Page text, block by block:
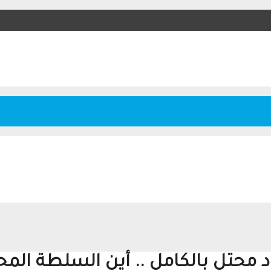
محتل بالكامل .. أين السلطة